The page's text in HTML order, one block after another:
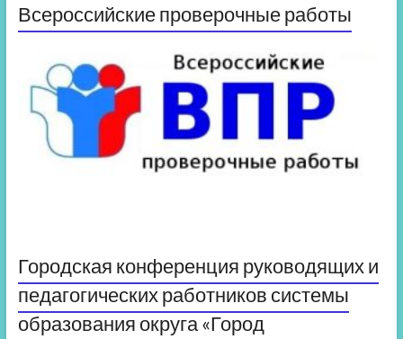
Всероссийские проверочные работы
Городская конференция руководящих и
педагогических работников системы
образования округа «Город